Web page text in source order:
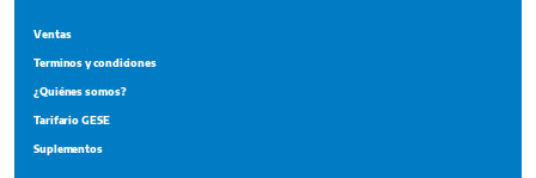
Ventas
Terminos y condiciones
¿Quiénes somos?
Tarifario GESE
Suplementos